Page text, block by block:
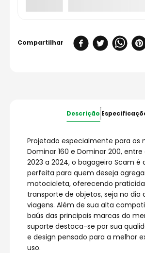
Descrição
Projetado especialmente para os
Dominar 160 e Dominar 200, entre
2023 a 2024, o bagageiro Scam é
perfeita para quem deseja
motocicleta, oferecendo
transporte de objetos, seja no dia
viagens. Além de sua alta
baús das principais marcas do
suporte destaca-se por sua
e design pensado para a melhor
uso.